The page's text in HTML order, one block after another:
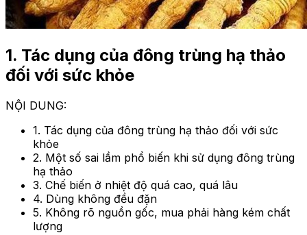
1. Tác dụng của đông trùng hạ thảo
đối với sức khỏe
NỘI DUNG:
1. Tác dụng của đông trùng hạ thảo đối với sức
khỏe
2. Một số sai lầm phổ biến khi sử dụng đông trùng
hạ thảo
3. Chế biến ở nhiệt độ quá cao, quá lâu
4. Dùng không đều đặn
5. Không rõ nguồn gốc, mua phải hàng kém chất
lượng